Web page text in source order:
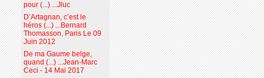
pour (...) ...Jluc
D’Artagnan, c’est le
héros (...) ...Bernard
Thomasson, Paris Le 09
Juin 2012
De ma Gaume belge,
quand (...) ...Jean-Marc
Ceci - 14 Mai 2017